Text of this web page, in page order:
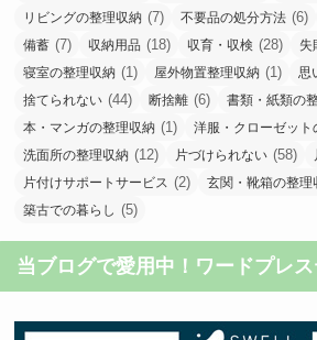
リビングの整理収納 (7) 不要品の処分方法 (6)
備蓄 (7) 収納用品 (18) 収育・収検 (28) 失
寝室の整理収納 (1) 屋外物置整理収納 (1) 思
捨てられない (44) 断捨離 (6) 書類・紙類の
本・マンガの整理収納 (1) 洋服・クローゼット
洗面所の整理収納 (12) 片づけられない (58)
片付けサポートサービス (2) 玄関・靴箱の整理
築古での暮らし (5)
当ブログで愛用中！ワードプレ